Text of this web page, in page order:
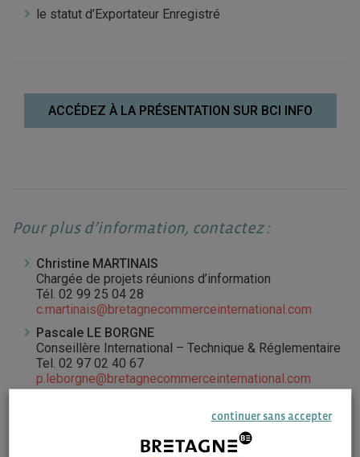
le statut d’Exportateur Enregistré
ACCÉDEZ À LA PRÉSENTATION SUR BCI INFO
Pour plus d’information, contactez :
Christine MARTINAIS
Chargée de projets réunions d’information
Tél. 02 99 25 04 28
c.martinais@bretagnecommerceinternational.com
Pascale LE BORGNE
Conseillère International – Technique & Réglementaire
Tel. 02 97 02 40 67
p.leborgne@bretagnecommerceinternational.com
continuer sans accepter